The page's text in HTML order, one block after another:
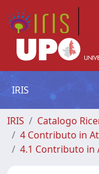
IRIS
IRIS
Catalogo
4 Contributo in
4.1 Contributo in